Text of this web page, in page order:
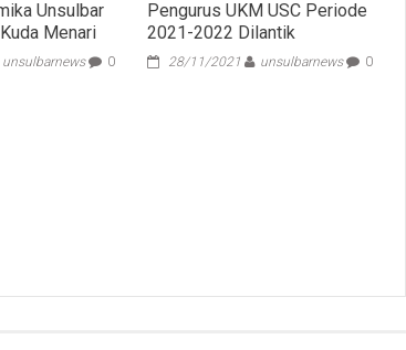
Unsulbar
Menari
unsulbarnews 0
Pengurus UKM USC Periode
2021-2022 Dilantik
28/11/2021 unsulbarnews 0